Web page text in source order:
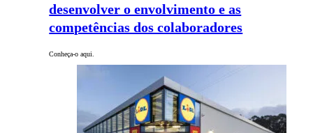
desenvolver o envolvimento e as
competências dos colaboradores
Conheça-o aqui.